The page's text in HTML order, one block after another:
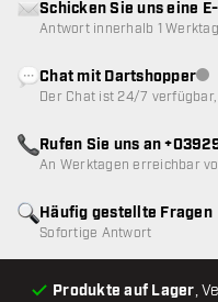
Produkte auf Lager,
Häufig gestellte Fragen
Sofortige Antwort
Schicken Sie uns eine
Antwort innerhalb 1 Werktag
Chat mit Dartshopper
Der Chat ist 24/7
Rufen Sie uns an
An Werktagen erreichbar